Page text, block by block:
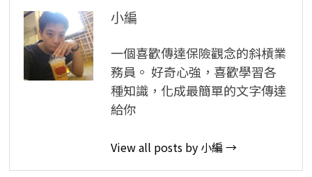
小編
一個喜歡傳達保險觀念的斜槓業
務員。 好奇心強，喜歡學習各
種知識，化成最簡單的文字傳達
給你
View all posts by 小編 →